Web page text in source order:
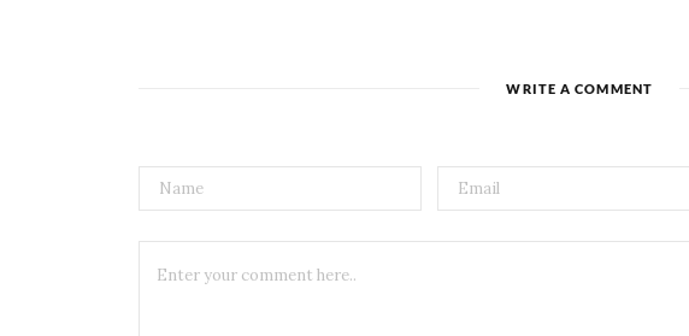
WRITE A COMMENT